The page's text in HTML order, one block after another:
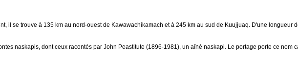
il se trouve à 135 km au nord-ouest de Kawawachikamach et à 245 km au sud de Kuujjuaq. D'une longueur
naskapis, dont ceux racontés par John Peastitute (1896-1981), un aîné naskapi. Le portage porte ce nom